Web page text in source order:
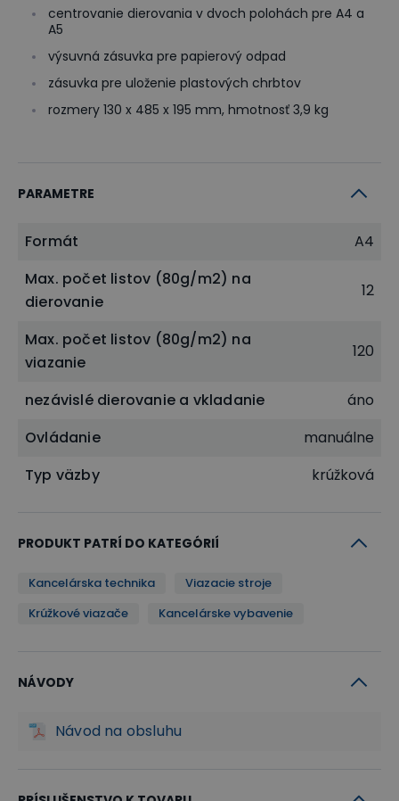
centrovanie dierovania v dvoch polohách pre A4 a
A5
výsuvná zásuvka pre papierový odpad
zásuvka pre uloženie plastových chrbtov
rozmery 130 x 485 x 195 mm, hmotnosť 3,9 kg
PARAMETRE
Formát
A4
Max. počet listov (80g/m2) na
dierovanie
12
Max. počet listov (80g/m2) na
viazanie
120
nezávislé dierovanie a vkladanie
áno
Ovládanie
manuálne
Typ väzby
krúžková
PRODUKT PATRÍ DO KATEGÓRIÍ
Kancelárska technika
Viazacie stroje
Krúžkové viazače
Kancelárske vybavenie
NÁVODY
Návod na obsluhu